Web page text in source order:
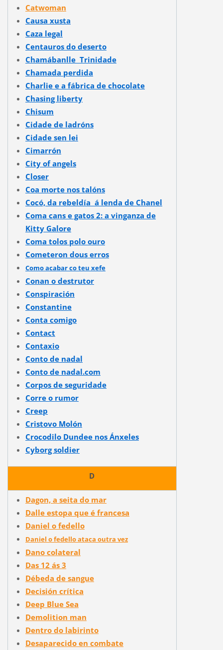
Catwoman
Causa xusta
Caza legal
Centauros do deserto
Chamábanlle Trinidade
Chamada perdida
Charlie e a fábrica de chocolate
Chasing liberty
Chisum
Cidade de ladróns
Cidade sen lei
Cimarrón
City of angels
Closer
Coa morte nos talóns
Cocó, da rebeldía á lenda de Chanel
Coma cans e gatos 2: a vinganza de
Kitty Galore
Coma tolos polo ouro
Cometeron dous erros
Como acabar co teu xefe
Conan o destrutor
Conspiración
Constantine
Conta comigo
Contact
Contaxio
Conto de nadal
Conto de nadal.com
Corpos de seguridade
Corre o rumor
Creep
Cristovo Molón
Crocodilo Dundee nos Ánxeles
Cyborg soldier
D
Dagon, a seita do mar
Dalle estopa que é francesa
Daniel o fedello
Daniel o fedello ataca outra vez
Dano colateral
Das 12 ás 3
Débeda de sangue
Decisión crítica
Deep Blue Sea
Demolition man
Dentro do labirinto
Desaparecido en combate